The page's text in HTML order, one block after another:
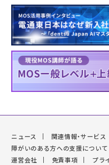
ニュース 関連情報・サービス
障がいのある方への支援について
運営会社
免責事項 プラ